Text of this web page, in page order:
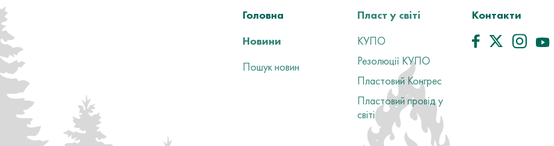
Головна
Новини
Пошук новин
Пласт у світі
КУПО
Резолюції КУПО
Пластовий Конгрес
Пластовий провід у
світі
Контакти